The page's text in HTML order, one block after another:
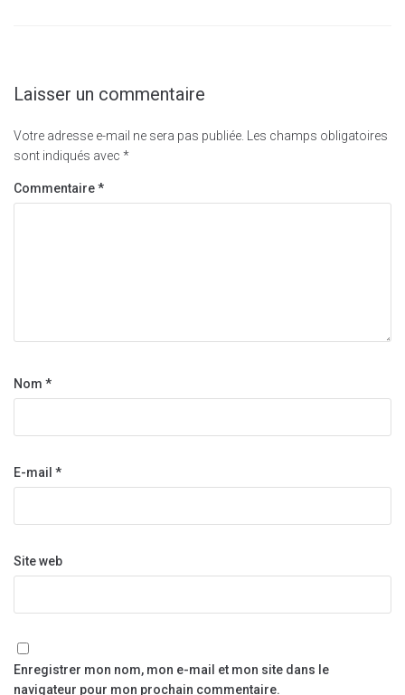
Laisser un commentaire
Votre adresse e-mail ne sera pas publiée.
Les champs obligatoires
sont indiqués avec *
Commentaire*
Nom *
E-mail *
Site web
Enregistrer mon nom, mon e-mail et mon site dans le
navigateur pour mon prochain commentaire.